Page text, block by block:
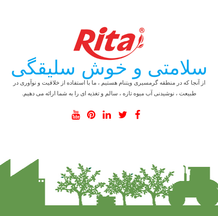
سلامتی و خوش سلیقگی
از آنجا که در منطقه گرمسیری ویتنام هستیم ، ما با استفاده از خلاقیت و نوآوری در
طبیعت ، نوشیدنی آب میوه تازه ، سالم و تغذیه ای را به شما ارائه می دهیم.